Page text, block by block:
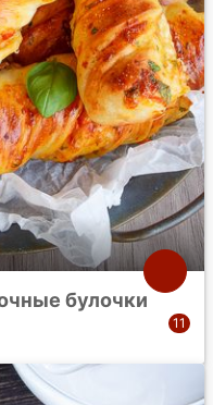
булочки